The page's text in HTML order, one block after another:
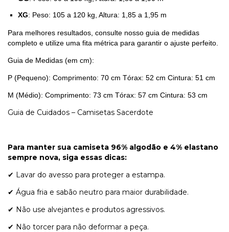
XG: Peso: 105 a 120 kg, Altura: 1,85 a 1,95 m
Para melhores resultados, consulte nosso guia de medidas
completo e utilize uma fita métrica para garantir o ajuste perfeito.
Guia de Medidas (em cm):
P (Pequeno): Comprimento: 70 cm Tórax: 52 cm Cintura: 51 cm
M (Médio): Comprimento: 73 cm Tórax: 57 cm Cintura: 53 cm
Guia de Cuidados – Camisetas Sacerdote
Para manter sua camiseta 96% algodão e 4% elastano
sempre nova, siga essas dicas:
✔ Lavar do avesso para proteger a estampa.
✔ Água fria e sabão neutro para maior durabilidade.
✔ Não use alvejantes e produtos agressivos.
✔ Não torcer para não deformar a peça.